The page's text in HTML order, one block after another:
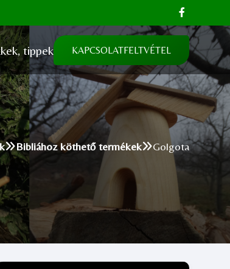
tippek KAPCSOLATFELTVÉTEL
Bibliához köthető termékek Golgota